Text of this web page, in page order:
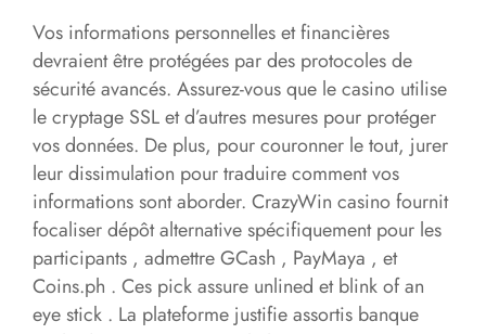
Vos informations personnelles et financières
devraient être protégées par des protocoles de
sécurité avancés. Assurez-vous que le casino utilise
le cryptage SSL et d’autres mesures pour protéger
vos données. De plus, pour couronner le tout, jurer
leur dissimulation pour traduire comment vos
informations sont aborder. CrazyWin casino fournit
focaliser dépôt alternative spécifiquement pour les
participants , admettre GCash , PayMaya , et
Coins.ph . Ces pick assure unlined et blink of an
eye stick . La plateforme justifie assortis banque